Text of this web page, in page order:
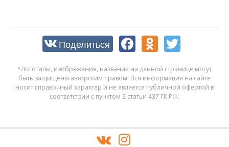
Поделиться
*Логотипы, изображения, названия на данной странице могут
быть защищены авторским правом. Вся информация на сайте
носит справочный характер и не является публичной офертой в
соответствии с пунктом 2 статьи 437 ГК РФ.